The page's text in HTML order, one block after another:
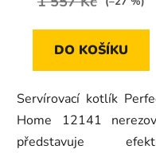
DO KOŠÍKU
Servírovací kotlík
Home 12141
představuje